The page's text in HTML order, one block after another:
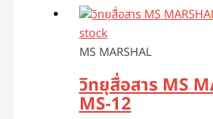
stock
MS MARSHAL
วิทยุสื่อสาร MS
MS-12